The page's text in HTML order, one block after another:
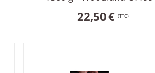
22,50€ (TTC)